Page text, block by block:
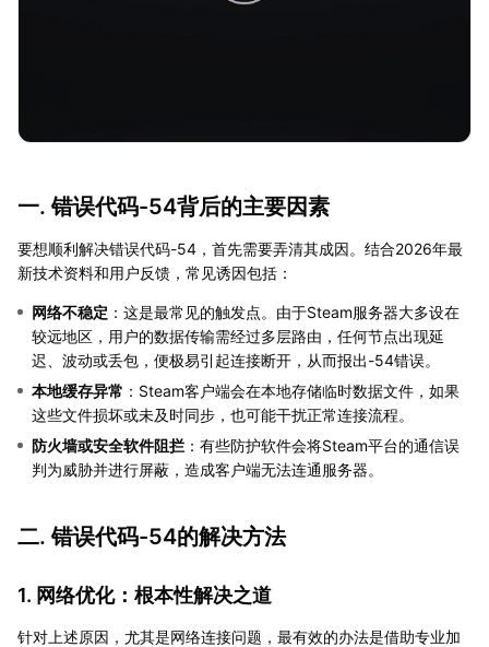
一. 错误代码-54背后的主要因素
要想顺利解决错误代码-54，首先需要弄清其成因。结合2026年最
新技术资料和用户反馈，常见诱因包括：
网络不稳定 ：这是最常见的触发点。由于Steam服务器大多设在
较远地区，用户的数据传输需经过多层路由，任何节点出现延
迟、波动或丢包，便极易引起连接断开，从而报出-54错误。
本地缓存异常 ：Steam客户端会在本地存储临时数据文件，如果
这些文件损坏或未及时同步，也可能干扰正常连接流程。
防火墙或安全软件阻拦 ：有些防护软件会将Steam平台的通信误
判为威胁并进行屏蔽，造成客户端无法连通服务器。
二. 错误代码-54的解决方法
1. 网络优化：根本性解决之道
针对上述原因，尤其是网络连接问题，最有效的办法是借助专业加